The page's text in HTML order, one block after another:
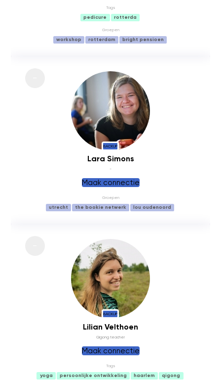
Tags
pedicure rotterda
Groepen
workshop rotterdam bright pensioen
BACKUP
Lara Simons
-
Maak connectie
Groepen
utrecht the bookie netwerk lou oudenoord
BACKUP
Lilian Velthoen
Qigong teacher
Maak connectie
Tags
yoga persoonlijke ontwikkeling haarlem qigong